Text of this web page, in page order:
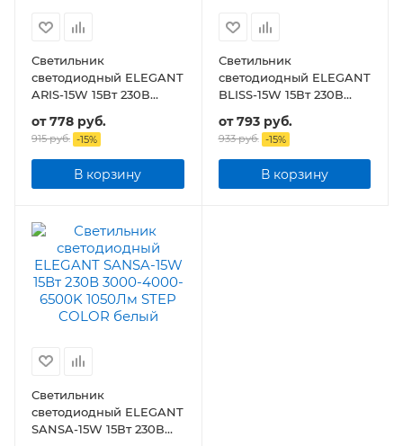
Светильник
светодиодный ELEGANT
ARIS-15W 15Вт 230В
1050Лм STEP COLOR
от778 руб.
915 руб. -15%
В корзину
Светильник
светодиодный ELEGANT
BLISS-15W 15Вт 230В
1050Лм STEP COLOR
от793 руб.
933 руб. -15%
В корзину
Светильник
светодиодный ELEGANT
SANSA-15W 15Вт 230В